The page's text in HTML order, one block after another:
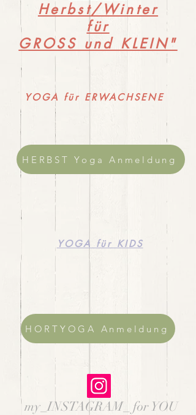
Herbst/Winter
für
GROSS und KLEIN"
YOGA für ERWACHSENE
HERBST Yoga Anmeldung
YOGA für KIDS
HORTYOGA Anmeldung
my_INSTAGRAM_ for YOU